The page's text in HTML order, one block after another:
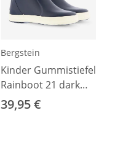
Bergstein
Kinder Gummistiefel
Rainboot 21 dark
blue
39,95 €